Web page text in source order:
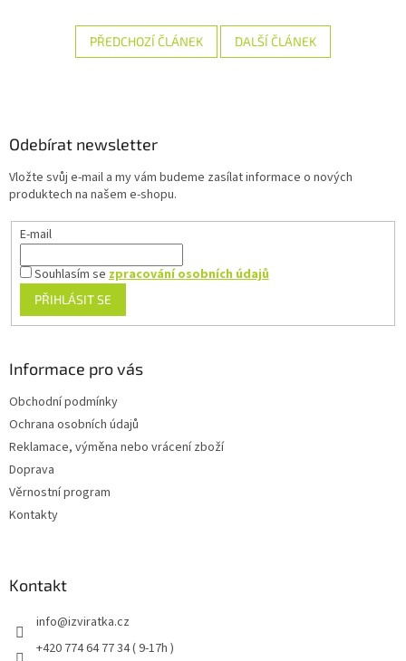
PŘEDCHOZÍ ČLÁNEK DALŠÍ ČLÁNEK
Odebírat newsletter
Vložte svůj e-mail a my vám budeme zasílat informace o nových
produktech na našem e-shopu.
E-mail
Souhlasím se zpracování osobních údajů
PŘIHLÁSIT SE
Informace pro vás
Obchodní podmínky
Ochrana osobních údajů
Reklamace, výměna nebo vrácení zboží
Doprava
Věrnostní program
Kontakty
Kontakt
info@izviratka.cz
+420 774 64 77 34 ( 9-17h )